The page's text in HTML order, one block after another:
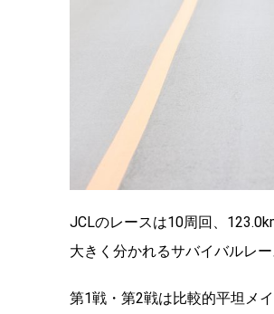
JCLのレースは10周回、
大きく分かれるサバイバルレ
第1戦・第2戦は比較的平坦メ